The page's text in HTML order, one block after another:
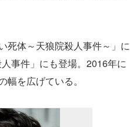
死体～天狼院殺人事件～」に
事件」にも登場。2016年に
を広げている。